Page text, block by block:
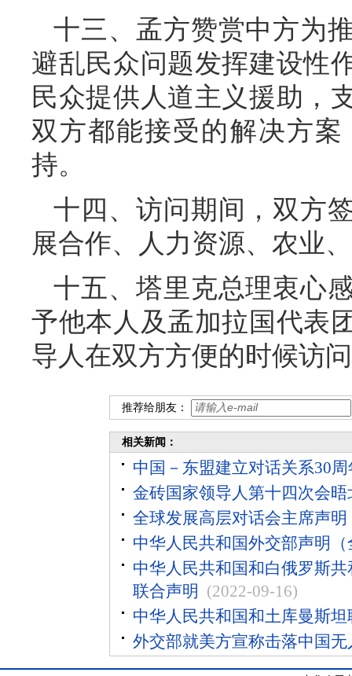
十三、孟方赞赏中方为
避乱民众问题发挥建设性
民众提供人道主义援助，
双方都能接受的解决方
持。
十四、访问期间，双方
展合作、人力资源、农业
十五、塔里克总理衷心
予他本人及孟加拉国代表
导人在双方方便的时候访
推荐给朋友：
相关新闻：
中国－东盟建立对话关系30
金砖国家领导人第十四次会晤
全球发展高层对话会主席声明
中华人民共和国外交部声明（
中华人民共和国和白俄罗斯
联合声明 (2022-09-16)
中华人民共和国和土库曼斯
外交部就美方宣称击落中国